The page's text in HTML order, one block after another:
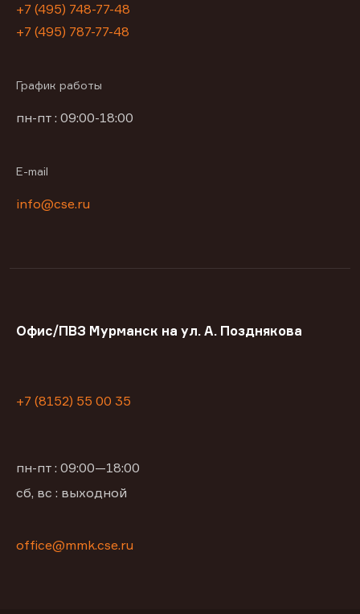
+7 (495) 748-77-48
+7 (495) 787-77-48
График работы
пн-пт : 09:00-18:00
E-mail
info@cse.ru
Офис/ПВЗ Мурманск на ул. А. Позднякова
+7 (8152) 55 00 35
пн-пт : 09:00—18:00
сб, вс : выходной
office@mmk.cse.ru